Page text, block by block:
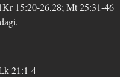
15:20-26,28; Mt 25:31-46
21:1-4